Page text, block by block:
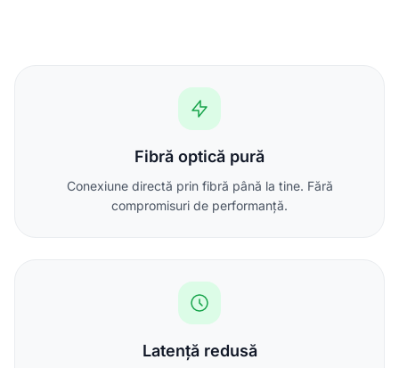
Fibră optică pură
Conexiune directă prin fibră până la tine. Fără
compromisuri de performanță.
Latență redusă